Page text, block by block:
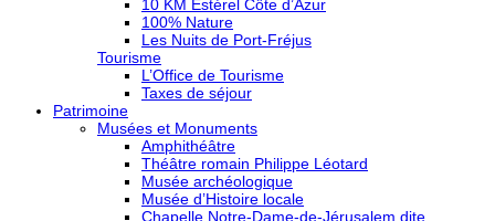
10 KM Estérel Côte d’Azur
100% Nature
Les Nuits de Port-Fréjus
Tourisme
L’Office de Tourisme
Taxes de séjour
Patrimoine
Musées et Monuments
Amphithéâtre
Théâtre romain Philippe Léotard
Musée archéologique
Musée d’Histoire locale
Chapelle Notre-Dame-de-Jérusalem dite